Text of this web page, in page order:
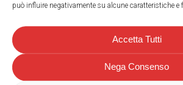
può influire negativamente su alcune caratteristiche e
Accetta Tutti
Nega Consenso